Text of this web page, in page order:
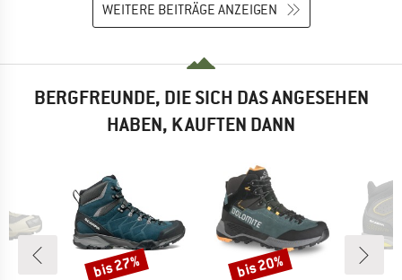
WEITERE BEITRÄGE ANZEIGEN
BERGFREUNDE, DIE SICH DAS ANGESEHEN
HABEN, KAUFTEN DANN
Rabatt
bis 27% Rabatt
bis 20%